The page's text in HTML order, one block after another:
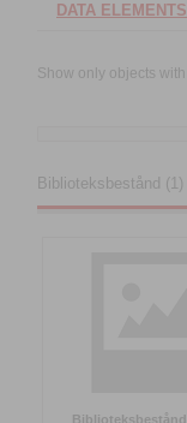
DATA ELEMENTS
Show only objects
Biblioteksbestånd (1)